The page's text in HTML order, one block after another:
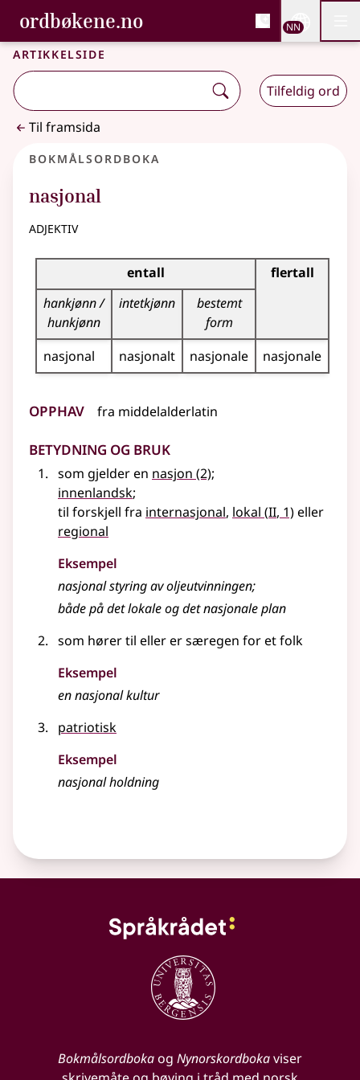
Gå til hovudinnhald
Tilgjenge
ordbøkene.no, Bokmålsordboka og
Bokmålsordboka og Nynorskordboka
NN
Artikkelside
Tilfeldig ord
Til framsida
Bokmålsordboka
nasjonal
adjektiv
Bøyingstabell for dette adjektivet
entall
flertall
hankjønn /
hunkjønn
intetkjønn
bestemt
form
nasjonal
nasjonalt nasjonale nasjonale
Opphav fra middelalderlatin
Betydning og bruk
som gjelder en nasjon (2);
innenlandsk;
til forskjell fra internasjonal, lokal (2
II, 1)eller
regional
Eksempel
nasjonalstyring av oljeutvinningen;
både på det lokale og detnasjonaleplan
som hører til eller er særegen for et folk
Eksempel
ennasjonalkultur
patriotisk
Eksempel
nasjonalholdning
Bokmålsordbokaog Nynorskordbokaviser